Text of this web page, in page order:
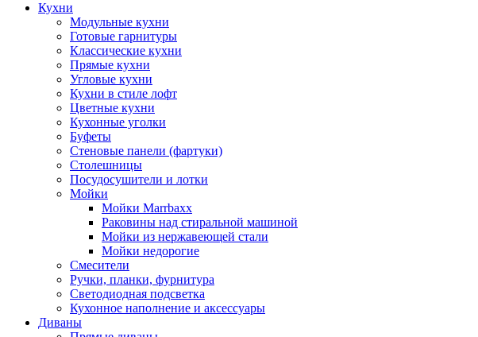
Кухни
Модульные кухни
Готовые гарнитуры
Классические кухни
Прямые кухни
Угловые кухни
Кухни в стиле лофт
Цветные кухни
Кухонные уголки
Буфеты
Стеновые панели (фартуки)
Столешницы
Посудосушители и лотки
Мойки
Мойки Marrbaxx
Раковины над стиральной машиной
Мойки из нержавеющей стали
Мойки недорогие
Смесители
Ручки, планки, фурнитура
Светодиодная подсветка
Кухонное наполнение и аксессуары
Диваны